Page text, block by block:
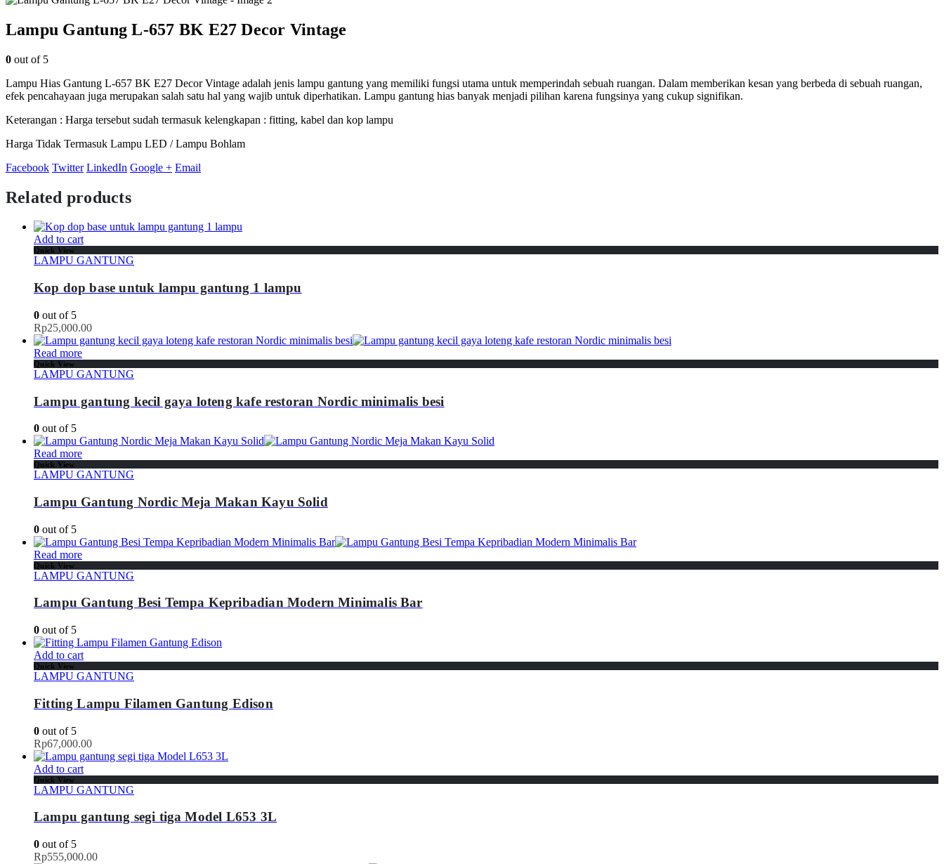
Lampu Gantung L-657 BK E27 Decor Vintage
0 out of 5
Lampu Hias Gantung L-657 BK E27 Decor Vintage adalah jenis lampu gantung yang memiliki fungsi utama untuk memperindah sebuah ruangan. Dalam memberikan kesan yang berbeda di sebuah ruangan,
efek pencahayaan juga merupakan salah satu hal yang wajib untuk diperhatikan. Lampu gantung hias banyak menjadi pilihan karena fungsinya yang cukup signifikan.
Keterangan : Harga tersebut sudah termasuk kelengkapan : fitting, kabel dan kop lampu
Harga Tidak Termasuk Lampu LED / Lampu Bohlam
Facebook Twitter LinkedIn Google + Email
Related products
Add to cart
Quick View
LAMPU GANTUNG
Kop dop base untuk lampu gantung 1 lampu
0 out of 5
Rp25,000.00
Read more
Quick View
LAMPU GANTUNG
Lampu gantung kecil gaya loteng kafe restoran Nordic minimalis besi
0 out of 5
Read more
Quick View
LAMPU GANTUNG
Lampu Gantung Nordic Meja Makan Kayu Solid
0 out of 5
Read more
Quick View
LAMPU GANTUNG
Lampu Gantung Besi Tempa Kepribadian Modern Minimalis Bar
0 out of 5
Add to cart
Quick View
LAMPU GANTUNG
Fitting Lampu Filamen Gantung Edison
0 out of 5
Rp67,000.00
Add to cart
Quick View
LAMPU GANTUNG
Lampu gantung segi tiga Model L653 3L
0 out of 5
Rp555,000.00